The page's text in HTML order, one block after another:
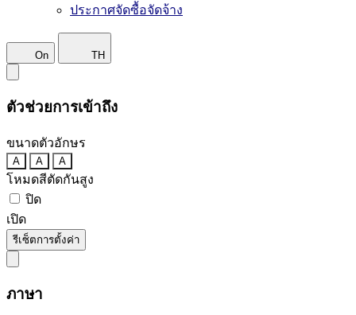
ประกาศจัดซื้อจัดจ้าง
On TH
ตัวช่วยการเข้าถึง
ขนาดตัวอักษร
A A A
โหมดสีตัดกันสูง
ปิด
เปิด
รีเซ็ตการตั้งค่า
ภาษา